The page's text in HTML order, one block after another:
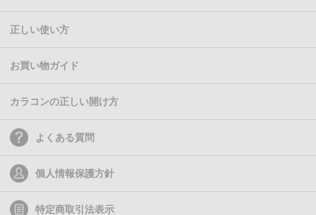
正しい使い方
お買い物ガイド
カラコンの正しい開け方
よくある質問
個人情報保護方針
特定商取引法表示